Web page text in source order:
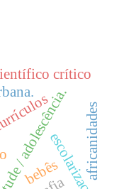
urbana.
escolarização
crítico
bebês africanidades